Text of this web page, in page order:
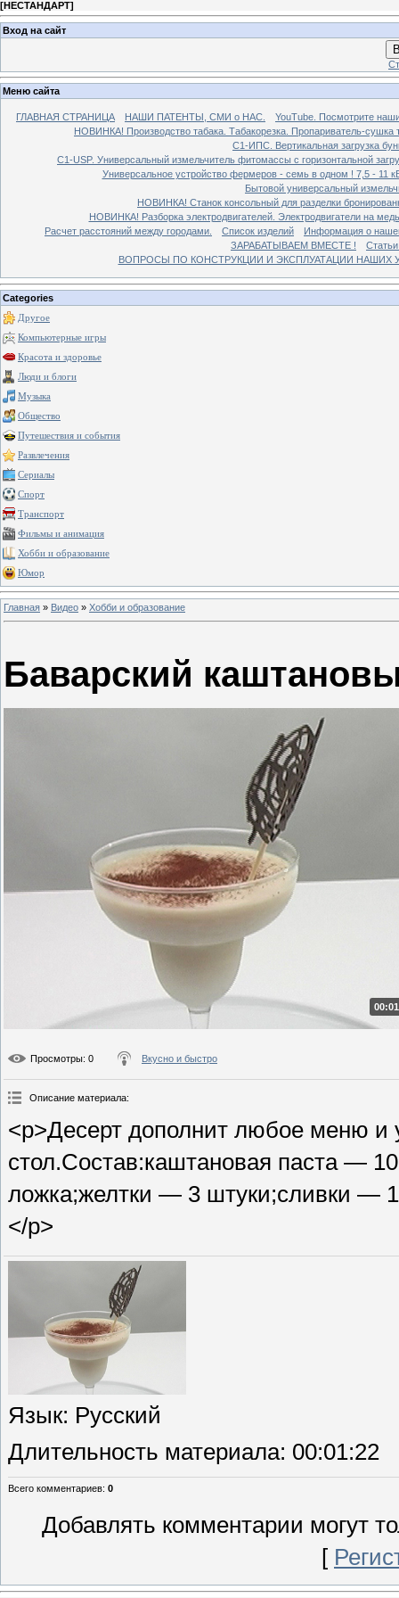
[НЕСТАНДАРТ]
Вход на сайт
Меню сайта
ГЛАВНАЯ СТРАНИЦА НАШИ ПАТЕНТЫ, СМИ о НАС.
YouTube. Посмотрите
НОВИНКА! Производство табака. Табакорезка. Пропариватель-сушка
C1-ИПС. Вертикальная загрузка
С1-USP. Универсальный измельчитель фитомассы с горизонтальной
Универсальное устройство фермеров - семь в одном ! 7,5 - 11
Бытовой универсальный
НОВИНКА! Станок консольный для разделки
НОВИНКА! Разборка электродвигателей. Электродвигатели на
Расчет расстояний между городами.
Список изделий
Информация о
ЗАРАБАТЫВАЕМ ВМЕСТЕ !
ВОПРОСЫ ПО КОНСТРУКЦИИ И ЭКСПЛУАТАЦИИ НАШИХ
Categories
Другое
Компьютерные игры
Красота и здоровье
Люди и блоги
Музыка
Общество
Путешествия и события
Развлечения
Сериалы
Спорт
Транспорт
Фильмы и анимация
Хобби и образование
Юмор
Главная » Видео » Хобби и образование
Баварский
Просмотры: 0 Вкусно и быстро
Описание материала:
<p>Десерт дополнит любое меню и
стол.Состав:каштановая паста —
ложка;желтки — 3 штуки;сливки —
</p>
Язык: Русский
Длительность материала: 00:01:22
Всего комментариев: 0
Добавлять комментарии могут
[